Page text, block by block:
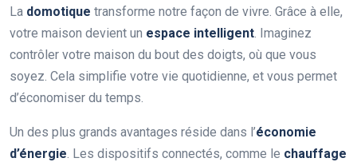
La domotique transforme notre façon de vivre. Grâce à elle,
votre maison devient un espace intelligent. Imaginez
contrôler votre maison du bout des doigts, où que vous
soyez. Cela simplifie votre vie quotidienne, et vous permet
d’économiser du temps.
Un des plus grands avantages réside dans l’économie
d’énergie. Les dispositifs connectés, comme le chauffage